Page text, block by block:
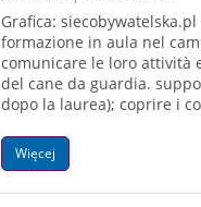
Grafica:
formazione in aula nel
comunicare le loro attività
del cane da guardia.
dopo la laurea); coprire i
Więcej